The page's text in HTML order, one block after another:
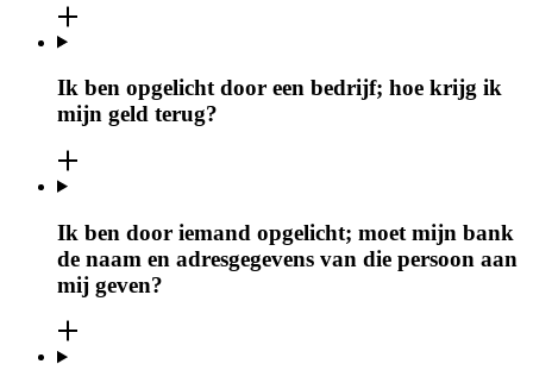
Ik ben opgelicht door een bedrijf; hoe krijg ik
mijn geld terug?
Ik ben door iemand opgelicht; moet mijn bank
de naam en adresgegevens van die persoon aan
mij geven?